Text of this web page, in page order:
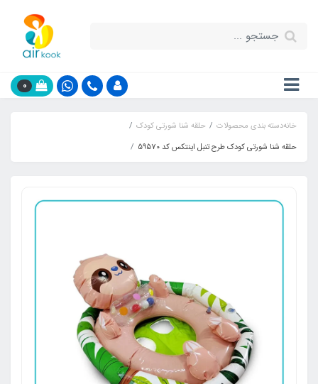
0
خانهدسته بندی محصولات
حلقه شنا شورتی کودک
حلقه شنا شورتی کودک طرح تنبل اینتکس کد 59570